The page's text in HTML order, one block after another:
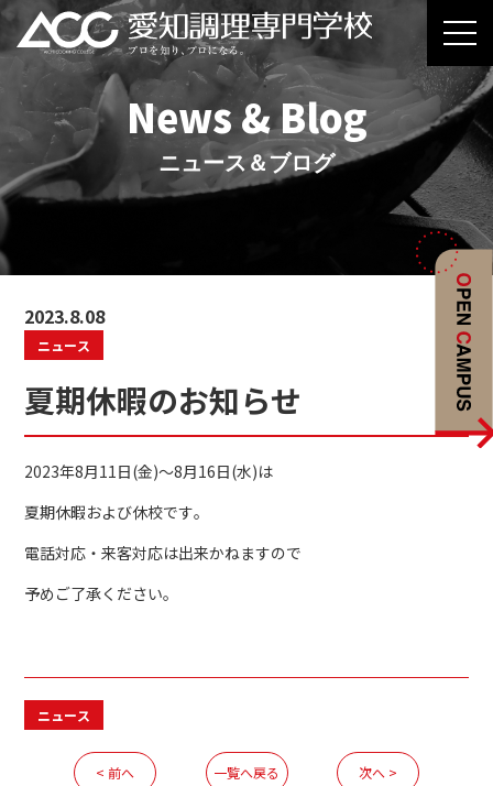
News & Blog
ニュース＆ブログ
2023.8.08
ニュース
夏期休暇のお知らせ
2023年8月11日(金)～8月16日(水)は
夏期休暇および休校です。
電話対応・来客対応は出来かねますので
予めご了承ください。
ニュース
< 前へ 一覧へ戻る 次へ >